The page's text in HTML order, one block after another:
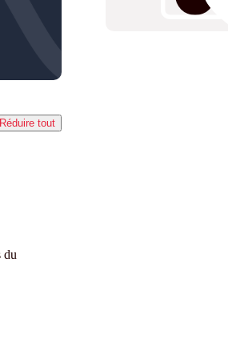
Réduire tout
du